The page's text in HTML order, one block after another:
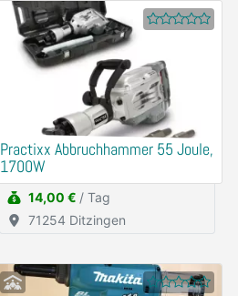
Practixx Abbruchhammer 55 Joule,
1700W
14,00 € / Tag
71254 Ditzingen